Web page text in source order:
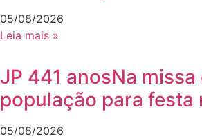
05/08/2026
Leia mais »
JP 441 anosNa
população para festa
05/08/2026